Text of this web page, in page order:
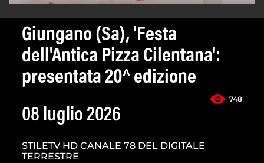
Giungano (Sa), 'Festa
dell'Antica Pizza Cilentana':
presentata 20^ edizione
748
08 luglio 2026
STILETV HD CANALE 78 DEL DIGITALE
TERRESTRE